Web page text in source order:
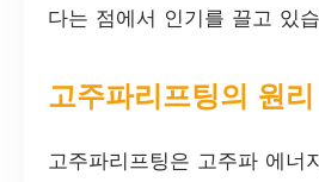
다는 점에서 인기를 끌고 있
고주파리프팅의 원리
고주파리프팅은 고주파 에너